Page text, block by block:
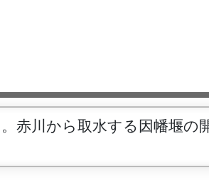
赤川から取水する因幡堰の